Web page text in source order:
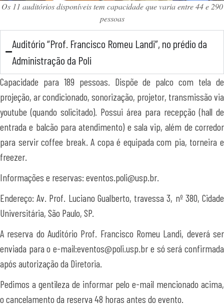
Os 11 auditórios disponíveis tem capacidade que varia entre 44 e 290
pessoas
Auditório “Prof. Francisco Romeu Landi”, no prédio da
Administração da Poli
Capacidade para 189 pessoas. Dispõe de palco com tela de
projeção, ar condicionado, sonorização, projetor, transmissão via
youtube (quando solicitado). Possui área para recepção (hall de
entrada e balcão para atendimento) e sala vip, além de corredor
para servir coffee break. A copa é equipada com pia, torneira e
freezer.
Informações e reservas: eventos.poli@usp.br.
Endereço: Av. Prof. Luciano Gualberto, travessa 3, nº 380, Cidade
Universitária, São Paulo, SP.
A reserva do Auditório Prof. Francisco Romeu Landi, deverá ser
enviada para o e-mail:eventos@poli.usp.br e só será confirmada
após autorização da Diretoria.
Pedimos a gentileza de informar pelo e-mail mencionado acima,
o cancelamento da reserva 48 horas antes do evento.